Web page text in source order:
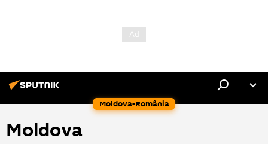
Moldova-România
Moldova